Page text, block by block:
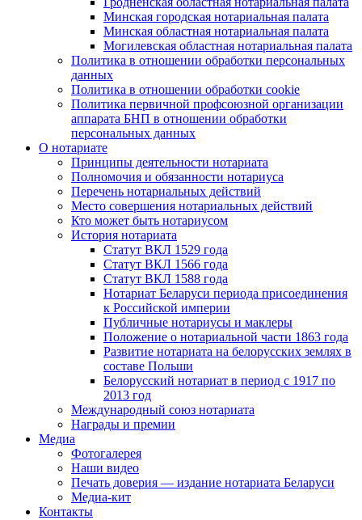
Минская городская нотариальная палата
Минская областная нотариальная палата
Могилевская областная нотариальная палата
Политика в отношении обработки персональных
данных
Политика в отношении обработки cookie
Политика первичной профсоюзной организации
аппарата БНП в отношении обработки
персональных данных
О нотариате
Принципы деятельности нотариата
Полномочия и обязанности нотариуса
Перечень нотариальных действий
Место совершения нотариальных действий
Кто может быть нотариусом
История нотариата
Статут ВКЛ 1529 года
Статут ВКЛ 1566 года
Статут ВКЛ 1588 года
Нотариат Беларуси периода присоединения
к Российской империи
Публичные нотариусы и маклеры
Положение о нотариальной части 1863 года
Развитие нотариата на белорусских землях в
составе Польши
Белорусский нотариат в период с 1917 по
2013 год
Международный союз нотариата
Награды и премии
Медиа
Фотогалерея
Наши видео
Печать доверия — издание нотариата Беларуси
Медиа-кит
Контакты